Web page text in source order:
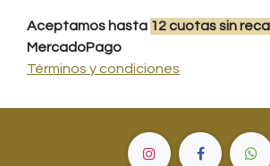
Aceptamos hasta 12cuotassin
MercadoPago
Términos y condiciones